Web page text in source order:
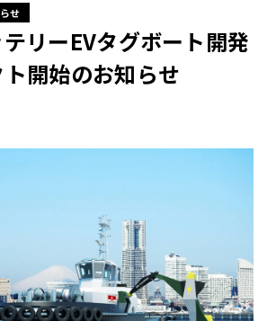
資料ダウンロード
せ
リーEVタグボート開発
開始のお知らせ